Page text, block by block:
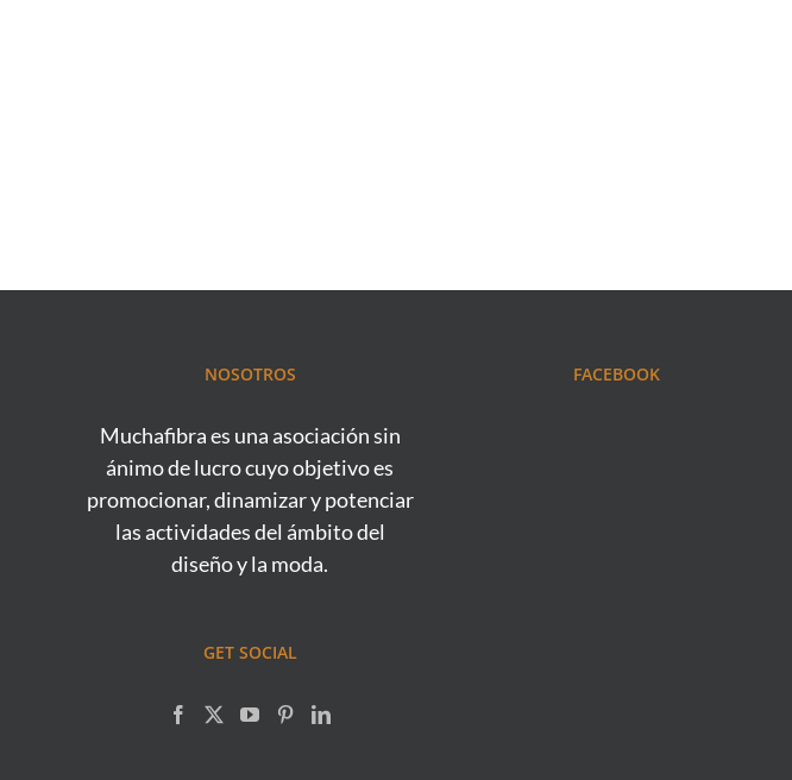
NOSOTROS
Muchafibra es una asociación sin
ánimo de lucro cuyo objetivo es
promocionar, dinamizar y potenciar
las actividades del ámbito del
diseño y la moda.
GET SOCIAL
FACEBOOK